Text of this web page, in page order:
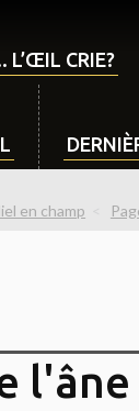
L’ŒIL CRIE?
en champ
l'âne